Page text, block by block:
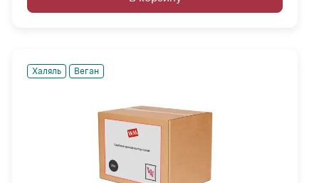
Халяль Веган